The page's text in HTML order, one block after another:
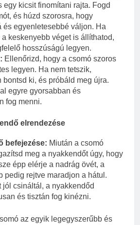
egy kicsit finomítani rajta. Fogd
és húzd szorosra, hogy
és egyenletesebbé váljon. Ha
keskenyebb véget is állíthatod,
hosszúságú legyen.
Ellenőrizd, hogy a csomó szoros
legyen. Ha nem tetszik,
bontsd ki, és próbáld meg újra.
egyre gyorsabban és
fog menni.
elrendezése
befejezése: Miután a csomó
meg a nyakkendőt úgy, hogy
épp elérje a nadrág övét, a
pedig rejtve maradjon a hátul.
jól csináltál, a nyakkendőd
és tisztán fog kinézni.
az egyik legegyszerűbb és